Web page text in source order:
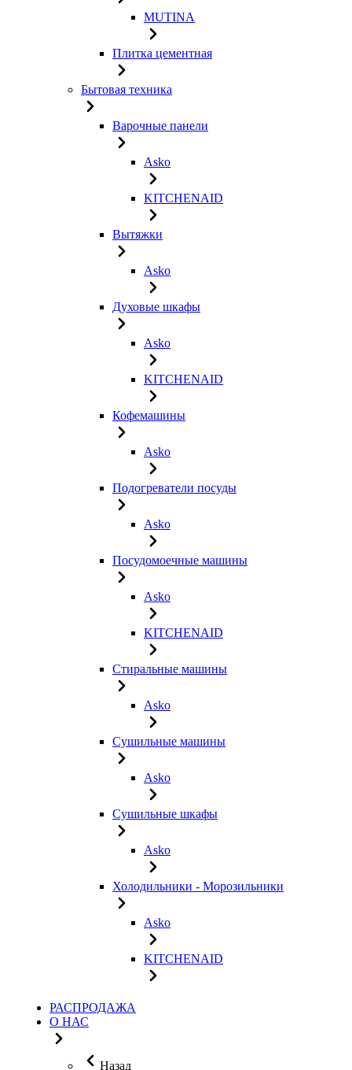
MUTINA
Плитка цементная
Бытовая техника
Варочные панели
Asko
KITCHENAID
Вытяжки
Asko
Духовые шкафы
Asko
KITCHENAID
Кофемашины
Asko
Подогреватели посуды
Asko
Посудомоечные машины
Asko
KITCHENAID
Стиральные машины
Asko
Сушильные машины
Asko
Сушильные шкафы
Asko
Холодильники - Морозильники
Asko
KITCHENAID
РАСПРОДАЖА
О НАС
Назад